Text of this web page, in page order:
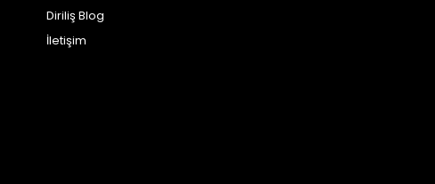
Diriliş Blog
İletişim